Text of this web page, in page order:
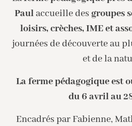
Paulaccueille des groupes
loisirs, crèches, IME et
journées de découverte au
et de la
La ferme pédagogique est
du 6 avril au
Encadrés par Fabienne,